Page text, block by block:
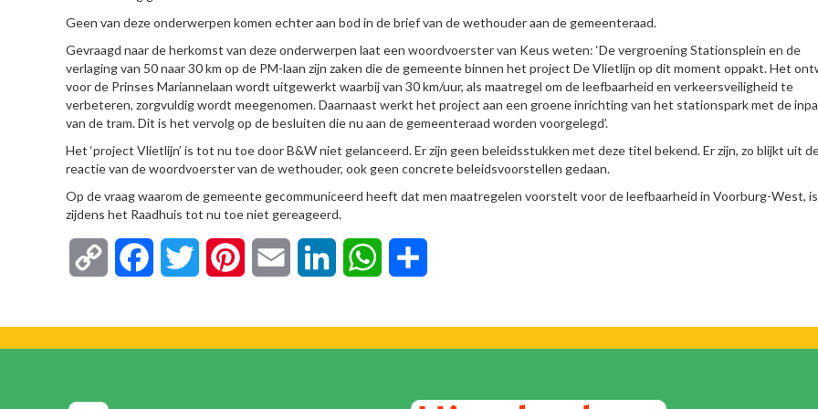
Geen van deze onderwerpen komen echter aan bod in de brief van de wethouder aan de gemeenteraad.
Gevraagd naar de herkomst van deze onderwerpen laat een woordvoerster van Keus weten: ‘De vergroening Stationsplein en de
verlaging van 50 naar 30 km op de PM-laan zijn zaken die de gemeente binnen het project De Vlietlijn op dit moment oppakt. Het
voor de Prinses Mariannelaan wordt uitgewerkt waarbij van 30 km/uur, als maatregel om de leefbaarheid en verkeersveiligheid te
verbeteren, zorgvuldig wordt meegenomen. Daarnaast werkt het project aan een groene inrichting van het stationspark met de
van de tram. Dit is het vervolg op de besluiten die nu aan de gemeenteraad worden voorgelegd’.
Het ‘project Vlietlijn’ is tot nu toe door B&W niet gelanceerd. Er zijn geen beleidsstukken met deze titel bekend. Er zijn, zo blijkt uit
reactie van de woordvoerster van de wethouder, ook geen concrete beleidsvoorstellen gedaan.
Op de vraag waarom de gemeente gecommuniceerd heeft dat men maatregelen voorstelt voor de leefbaarheid in Voorburg-West, is
zijdens het Raadhuis tot nu toe niet gereageerd.
Copy FacebookTwitter Pinterest Email LinkedIn WhatsApp